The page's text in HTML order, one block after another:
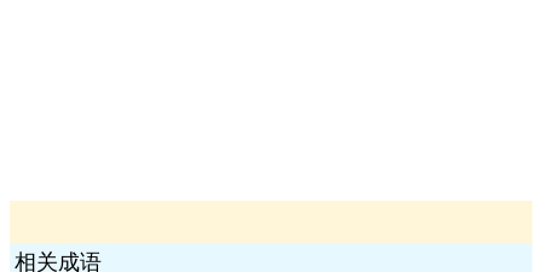
相关成语